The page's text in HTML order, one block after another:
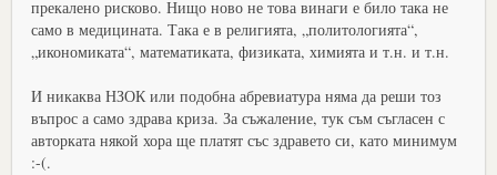
прекалено рисково. Нищо ново не това винаги е било така не
само в медицината. Така е в религията, „политологията“,
„икономиката“, математиката, физиката, химията и т.н. и т.н.
И никаква НЗОК или подобна абревиатура няма да реши тоз
въпрос а само здрава криза. За съжаление, тук съм съгласен с
авторката някой хора ще платят със здравето си, като минимум
:-(.